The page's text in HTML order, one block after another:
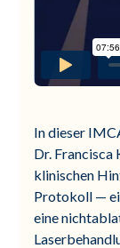
In dieser
Dr. Francisca
klinischen
Protokoll —
eine